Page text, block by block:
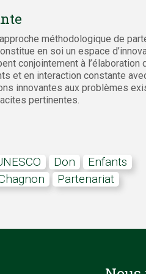
méthodologique de
en soi un espace
conjointement à
et en interaction constante
innovantes aux problèmes
pertinentes.
don
Enfants
partenariat